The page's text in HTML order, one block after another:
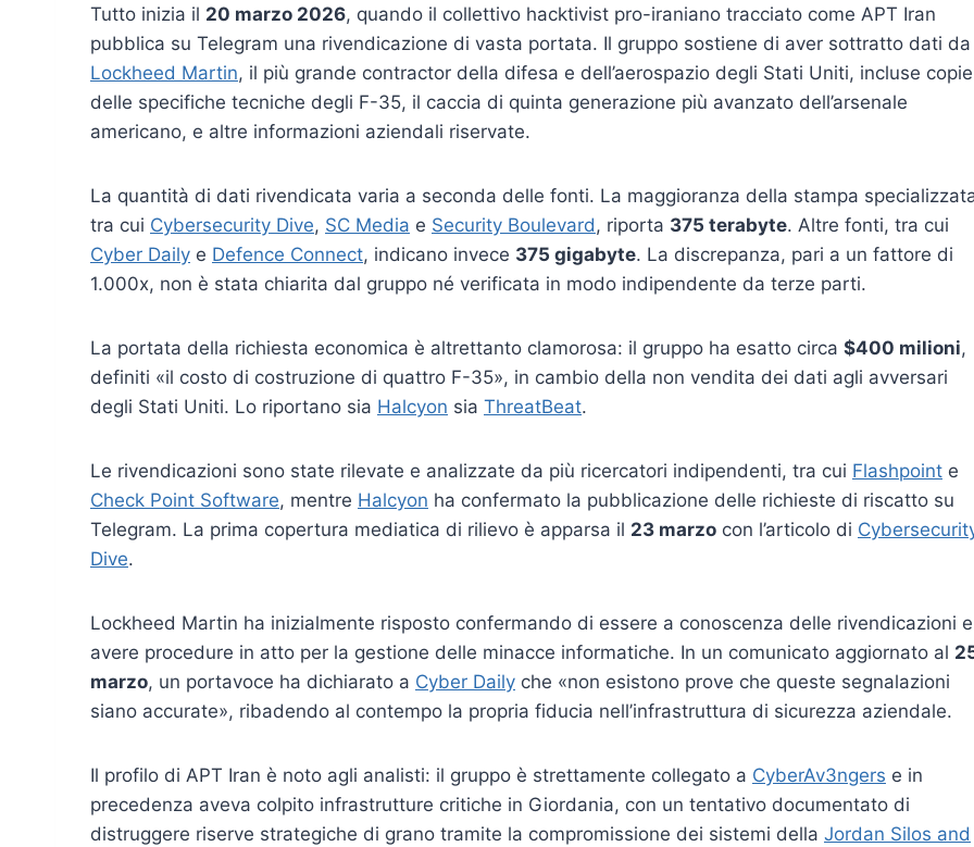
Tutto inizia il 20 marzo 2026, quando il collettivo hacktivist pro-iraniano tracciato come APT Iran
pubblica su Telegram una rivendicazione di vasta portata. Il gruppo sostiene di aver sottratto dati da
Lockheed Martin, il più grande contractor della difesa e dell’aerospazio degli Stati Uniti, incluse copie
delle specifiche tecniche degli F-35, il caccia di quinta generazione più avanzato dell’arsenale
americano, e altre informazioni aziendali riservate.
La quantità di dati rivendicata varia a seconda delle fonti. La maggioranza della stampa
tra cui Cybersecurity Dive, SC Media e Security Boulevard, riporta 375 terabyte. Altre fonti, tra cui
Cyber Daily e Defence Connect, indicano invece 375 gigabyte. La discrepanza, pari a un fattore di
1.000x, non è stata chiarita dal gruppo né verificata in modo indipendente da terze parti.
La portata della richiesta economica è altrettanto clamorosa: il gruppo ha esatto circa $400 milioni,
definiti «il costo di costruzione di quattro F-35», in cambio della non vendita dei dati agli avversari
degli Stati Uniti. Lo riportano sia Halcyon sia ThreatBeat.
Le rivendicazioni sono state rilevate e analizzate da più ricercatori indipendenti, tra cui Flashpoint e
Check Point Software, mentre Halcyon ha confermato la pubblicazione delle richieste di riscatto su
Telegram. La prima copertura mediatica di rilievo è apparsa il 23 marzo con l’articolo di
Dive.
Lockheed Martin ha inizialmente risposto confermando di essere a conoscenza delle rivendicazioni
avere procedure in atto per la gestione delle minacce informatiche. In un comunicato aggiornato al
marzo, un portavoce ha dichiarato a Cyber Daily che «non esistono prove che queste segnalazioni
siano accurate», ribadendo al contempo la propria fiducia nell’infrastruttura di sicurezza aziendale.
Il profilo di APT Iran è noto agli analisti: il gruppo è strettamente collegato a CyberAv3ngers e in
precedenza aveva colpito infrastrutture critiche in Giordania, con un tentativo documentato di
distruggere riserve strategiche di grano tramite la compromissione dei sistemi della Jordan Silos and